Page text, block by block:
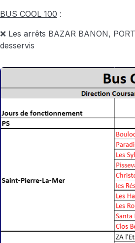
BUS COOL 100 :
❌ Les arrêts BAZAR BANON,
desservis